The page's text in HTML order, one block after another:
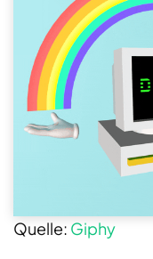
Quelle: Giphy